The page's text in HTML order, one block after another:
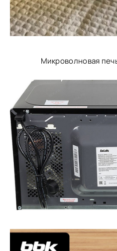
Микроволновая